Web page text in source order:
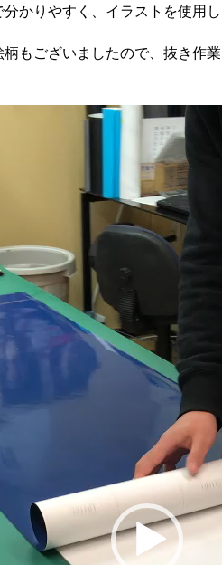
かりやすく、イラストを使用
もございましたので、抜き作